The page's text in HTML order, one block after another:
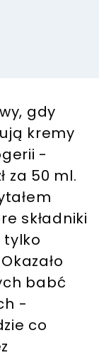
gdy
kremy
-
za 50 ml.
składniki
tylko
babć
-
co